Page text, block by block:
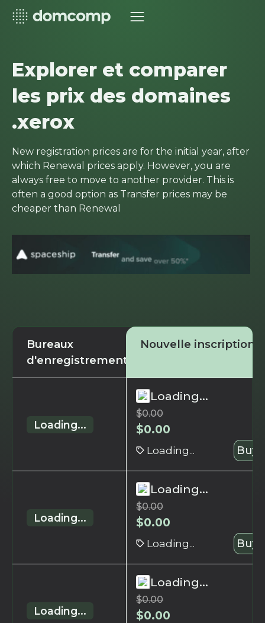
Explorer et comparer
les prix des domaines
.xerox
New registration prices are for the initial year, after
which Renewal prices apply. However, you are
always free to move to another provider. This is
often a good option as Transfer prices may be
cheaper than Renewal
Bureaux
d'enregistrement
Nouvelle inscription
Loading...
Loading...
$0.00
$0.00
Loading... Buy
Loading...
Loading...
$0.00
$0.00
Loading... Buy
Loading...
Loading...
$0.00
$0.00